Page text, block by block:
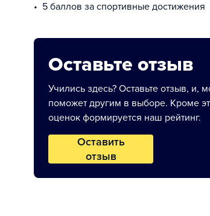
5 баллов за спортивные достижения
Оставьте отзыв
Учились здесь? Оставьте отзыв, и,
поможет другим в выборе. Кроме
оценок формируется наш рейтинг.
Оставить
отзыв